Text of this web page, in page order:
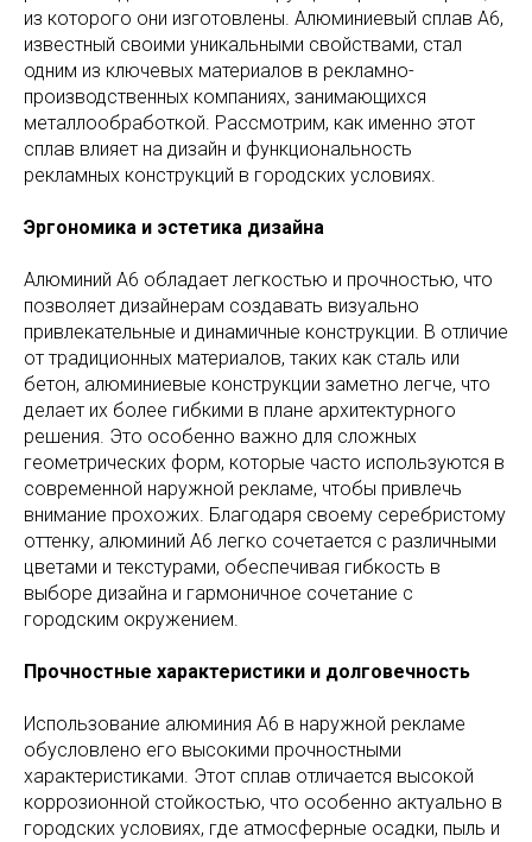
из которого они изготовлены. Алюминиевый сплав А6,
известный своими уникальными свойствами, стал
одним из ключевых материалов в рекламно-
производственных компаниях, занимающихся
металлообработкой. Рассмотрим, как именно этот
сплав влияет на дизайн и функциональность
рекламных конструкций в городских условиях.
Эргономика и эстетика дизайна
Алюминий А6 обладает легкостью и прочностью, что
позволяет дизайнерам создавать визуально
привлекательные и динамичные конструкции. В отличие
от традиционных материалов, таких как сталь или
бетон, алюминиевые конструкции заметно легче, что
делает их более гибкими в плане архитектурного
решения. Это особенно важно для сложных
геометрических форм, которые часто используются в
современной наружной рекламе, чтобы привлечь
внимание прохожих. Благодаря своему серебристому
оттенку, алюминий А6 легко сочетается с различными
цветами и текстурами, обеспечивая гибкость в
выборе дизайна и гармоничное сочетание с
городским окружением.
Прочностные характеристики и долговечность
Использование алюминия А6 в наружной рекламе
обусловлено его высокими прочностными
характеристиками. Этот сплав отличается высокой
коррозионной стойкостью, что особенно актуально в
городских условиях, где атмосферные осадки, пыль и